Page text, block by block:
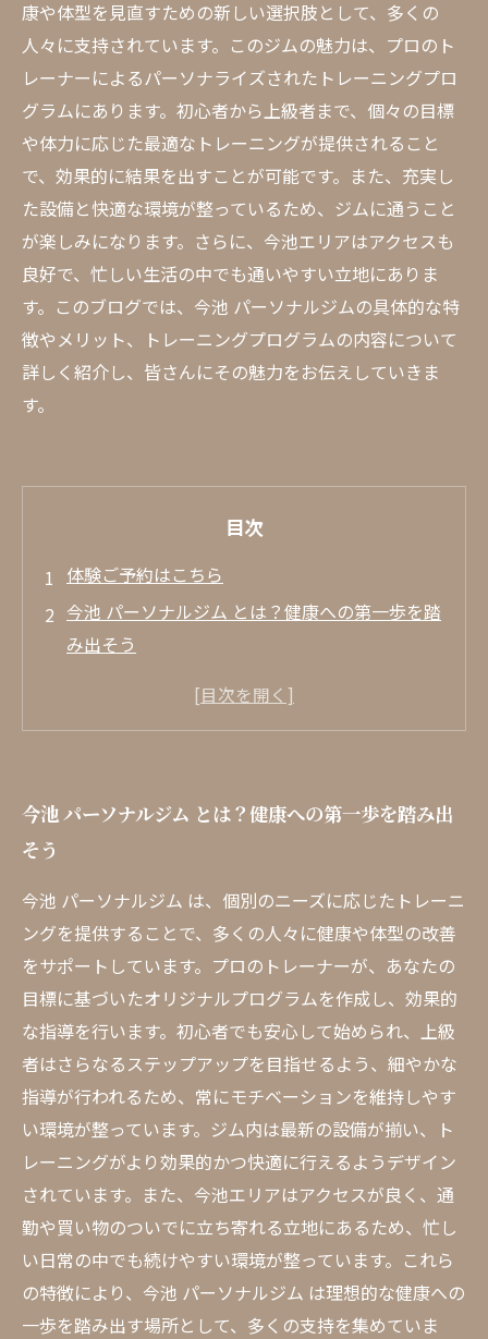
康や体型を見直すための新しい選択肢として、多くの
人々に支持されています。このジムの魅力は、プロのト
レーナーによるパーソナライズされたトレーニングプロ
グラムにあります。初心者から上級者まで、個々の目標
や体力に応じた最適なトレーニングが提供されること
で、効果的に結果を出すことが可能です。また、充実し
た設備と快適な環境が整っているため、ジムに通うこと
が楽しみになります。さらに、今池エリアはアクセスも
良好で、忙しい生活の中でも通いやすい立地にありま
す。このブログでは、今池 パーソナルジムの具体的な特
徴やメリット、トレーニングプログラムの内容について
詳しく紹介し、皆さんにその魅力をお伝えしていきま
す。
目次
体験ご予約はこちら
今池 パーソナルジム とは？健康への第一歩を踏
み出そう
プロのトレーナーがあなたの目標を徹底サポー
快適な環境と充実した設備が揃ったジム体験
地
実際の成功事例から学ぶ、今池パーソナルジム
の効果
今池 パーソナルジム で理想の体型を手に入れよ
う
今池 パーソナルジム とは？健康への第一歩を踏み出
そう
今池 パーソナルジム は、個別のニーズに応じたトレーニ
ングを提供することで、多くの人々に健康や体型の改善
をサポートしています。プロのトレーナーが、あなたの
目標に基づいたオリジナルプログラムを作成し、効果的
な指導を行います。初心者でも安心して始められ、上級
者はさらなるステップアップを目指せるよう、細やかな
指導が行われるため、常にモチベーションを維持しやす
い環境が整っています。ジム内は最新の設備が揃い、ト
レーニングがより効果的かつ快適に行えるようデザイン
されています。また、今池エリアはアクセスが良く、通
勤や買い物のついでに立ち寄れる立地にあるため、忙し
い日常の中でも続けやすい環境が整っています。これら
の特徴により、今池 パーソナルジム は理想的な健康への
一歩を踏み出す場所として、多くの支持を集めていま